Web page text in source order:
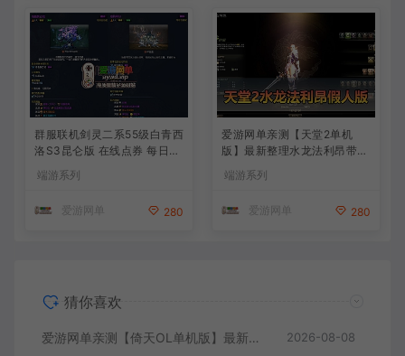
群服联机剑灵二系55级白青西
洛S3昆仑版 在线点券 每日礼
包 复古玩法
端游系列
爱游网单 280
爱游网单亲测【天堂2单机
版】最新整理水龙法利昂带假
人商业端制作单机 内置多功
能GM控制台 可发物品装备
端游系列
爱游网单 280
猜你喜欢
爱游网单亲测【倚天OL单机版】最新整理龙驹完善版 怀旧武侠网游单机 带GM工具可发物品装备 虚拟机一键端 视频安装教学 2026-08-08